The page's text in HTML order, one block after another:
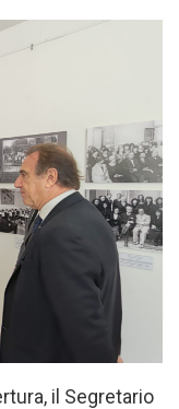
il Segretario